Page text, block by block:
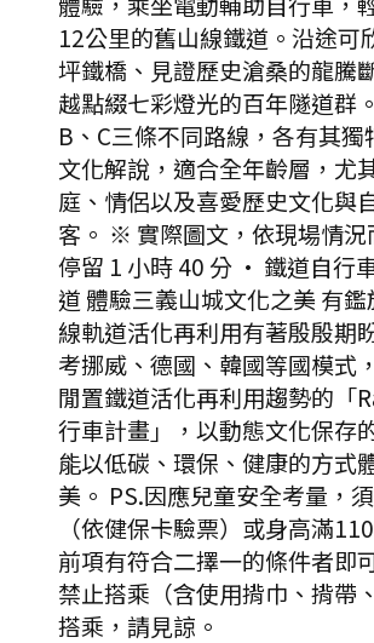
12公里的舊山線鐵道。沿途可
坪鐵橋、見證歷史滄桑的龍騰
越點綴七彩燈光的百年隧道群
B、C三條不同路線，各有其
文化解說，適合全年齡層，尤
庭、情侶以及喜愛歷史文化與
客。 ※ 實際圖文，依現場情況
停留 1 小時 40 分 · 鐵道自行
道 體驗三義山城文化之美 有
線軌道活化再利用有著殷殷期
考挪威、德國、韓國等國模式
閒置鐵道活化再利用趨勢的「
行車計畫」，以動態文化保存
能以低碳、環保、健康的方式
美。 PS.因應兒童安全考量，
（依健保卡驗票）或身高滿
前項有符合二擇一的條件者即
禁止搭乘（含使用揹巾、揹帶
搭乘，請見諒。